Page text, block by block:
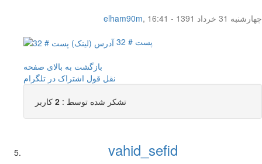
elham90m,
چهار‌شنبه 31 خرداد 1391 - 16:41
پست # 32
بازگشت به بالای صفحه
نقل قول اشتراک در تلگرام
تشکر شده توسط : 2 کاربر
vahid_sefid